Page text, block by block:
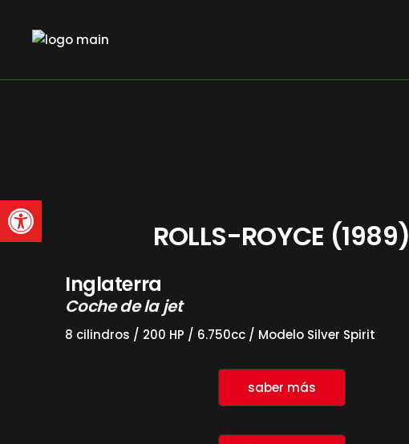
content
ROLLS-ROYCE (1989)
Inglaterra
Coche de la jet
8 cilindros / 200 HP / 6.750cc / Modelo Silver Spirit
saber más
Abrir barra de herramientas